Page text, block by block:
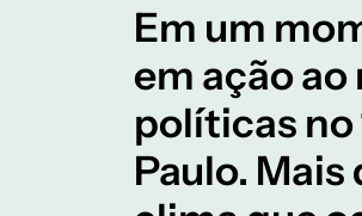
Em um
em ação
políticas no
Paulo.